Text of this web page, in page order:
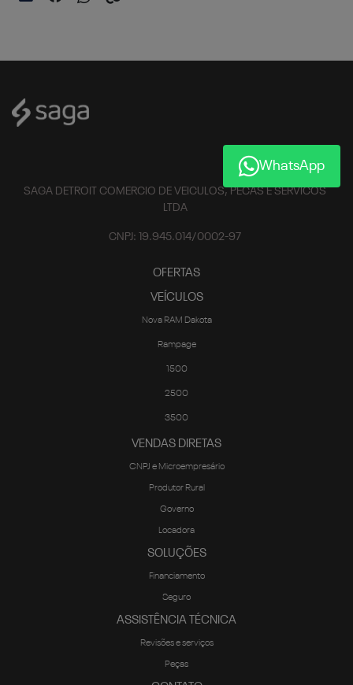
SAGA DETROIT COMERCIO DE VEICULOS, PECAS E SERVICOS
LTDA
CNPJ: 19.945.014/0002-97
OFERTAS
VEÍCULOS
Nova RAM Dakota
Rampage
1500
2500
3500
VENDAS DIRETAS
CNPJ e Microempresário
Produtor Rural
Governo
Locadora
SOLUÇÕES
Financiamento
Seguro
ASSISTÊNCIA TÉCNICA
Revisões e serviços
Peças
WhatsApp